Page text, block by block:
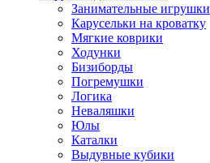
Занимательные игрушки
Карусельки на кроватку
Мягкие коврики
Ходунки
Бизиборды
Погремушки
Логика
Неваляшки
Юлы
Каталки
Выдувные кубики